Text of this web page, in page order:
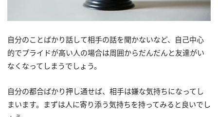
自分のことばかり話して相手の話を聞かないなど、自己中心
的でプライドが高い人の場合は周囲からだんだんと友達がい
なくなってしまうでしょう。
自分の都合ばかり押し通せば、相手は嫌な気持ちになってし
まいます。まずは人に寄り添う気持ちを持ってみると良いでし